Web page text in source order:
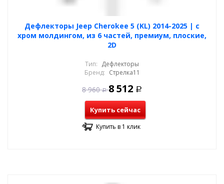
Дефлекторы Jeep Cherokee 5 (KL) 2014-2025 | с
хром молдингом, из 6 частей, премиум, плоские,
2D
Тип: Дефлекторы
Бренд: Стрелка11
8 960 Р 8 512 Р
Купить сейчас
Купить в 1 клик